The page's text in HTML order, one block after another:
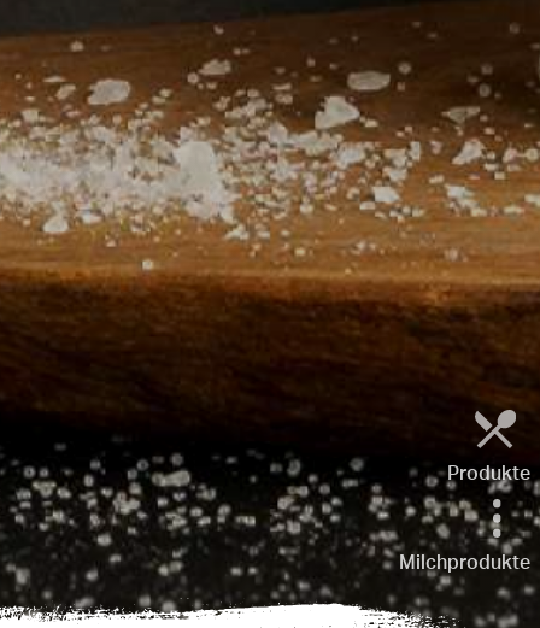
Produkte
Milchprodukte